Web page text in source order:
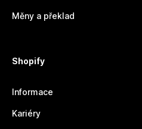
Měny a překlad
Shopify
Informace
Kariéry